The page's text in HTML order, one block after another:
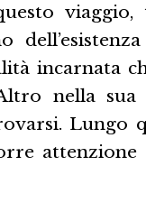
incarnata
nella
Lungo
attenzione